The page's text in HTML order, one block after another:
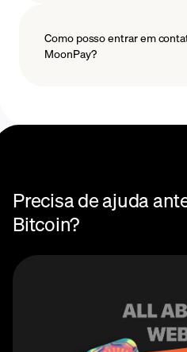
Como posso entrar em
MoonPay?
Centro de Ajuda de
Precisa de ajuda
Bitcoin?